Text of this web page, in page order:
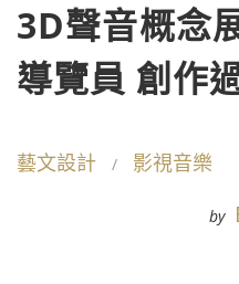
3D聲音概念
導覽員 創作
藝文設計 影視音樂
by